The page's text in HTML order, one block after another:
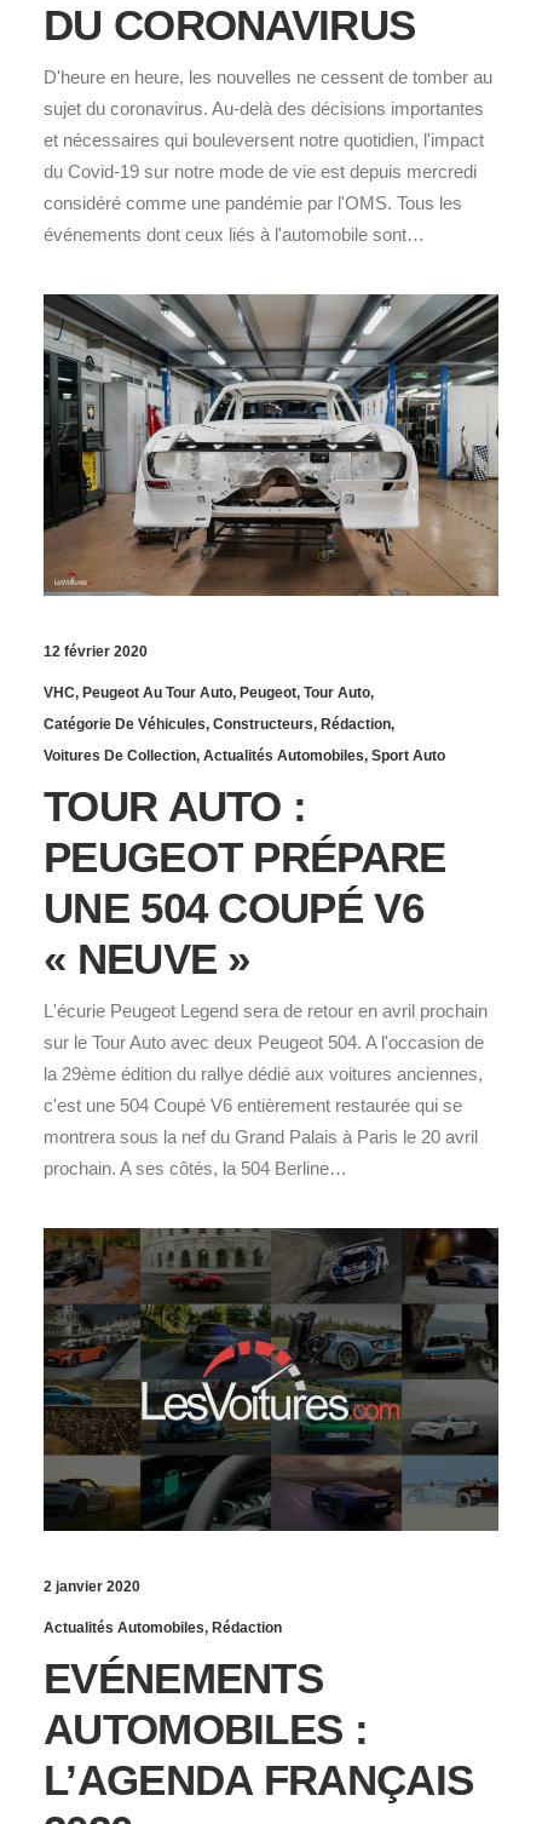
DU CORONAVIRUS
D'heure en heure, les nouvelles ne cessent de tomber au
sujet du coronavirus. Au-delà des décisions importantes
et nécessaires qui bouleversent notre quotidien, l'impact
du Covid-19 sur notre mode de vie est depuis mercredi
considéré comme une pandémie par l'OMS. Tous les
événements dont ceux liés à l'automobile sont…
12 février 2020
VHC, Peugeot Au Tour Auto, Peugeot, Tour Auto,
Catégorie De Véhicules, Constructeurs, Rédaction,
Voitures De Collection, Actualités Automobiles, Sport Auto
TOUR AUTO :
PEUGEOT PRÉPARE
UNE 504 COUPÉ V6
« NEUVE »
L'écurie Peugeot Legend sera de retour en avril prochain
sur le Tour Auto avec deux Peugeot 504. A l'occasion de
la 29ème édition du rallye dédié aux voitures anciennes,
c'est une 504 Coupé V6 entièrement restaurée qui se
montrera sous la nef du Grand Palais à Paris le 20 avril
prochain. A ses côtés, la 504 Berline…
2 janvier 2020
Actualités Automobiles, Rédaction
EVÉNEMENTS
AUTOMOBILES :
L’AGENDA FRANÇAIS